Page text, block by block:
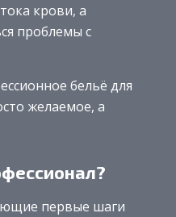
крови, а
проблемы с
бельё для
желаемое, а
первые шаги